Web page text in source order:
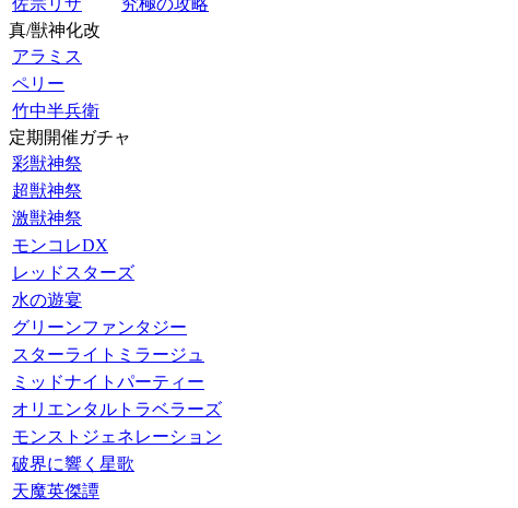
佐宗リザ
究極の攻略
真/獣神化改
アラミス
ペリー
竹中半兵衛
定期開催ガチャ
彩獣神祭
超獣神祭
激獣神祭
モンコレDX
レッドスターズ
水の遊宴
グリーンファンタジー
スターライトミラージュ
ミッドナイトパーティー
オリエンタルトラベラーズ
モンストジェネレーション
破界に響く星歌
天魔英傑譚